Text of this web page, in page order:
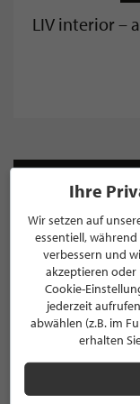
LIV interior –
Bleiben Sie
unseren
von exklusiven
Mit der
unseren
ist jederzeit
Ihre
Wir setzen auf
essentiell,
verbessern und
akzeptieren oder
Cookie-
jederzeit
abwählen (z.B. im
erhalten